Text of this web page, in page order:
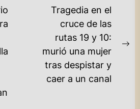
Tragedia en el
cruce de las
rutas 19 y 10:
murió una mujer
tras despistar y
caer a un canal